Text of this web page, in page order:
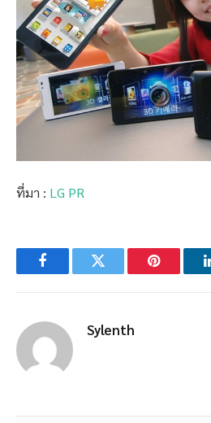
ที่มา : LG PR
FacebookTwitter Pinterest
Sylenth